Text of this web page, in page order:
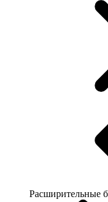
Расширительные